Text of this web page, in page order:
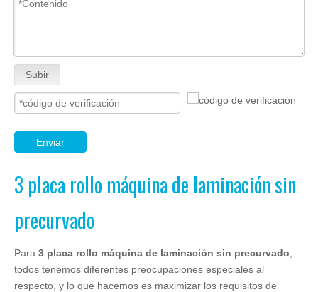
Subir
Enviar
3 placa rollo máquina de laminación sin
precurvado
Para 3 placa rollo máquina de laminación sin precurvado
todos tenemos diferentes preocupaciones especiales al
respecto, y lo que hacemos es maximizar los requisitos de